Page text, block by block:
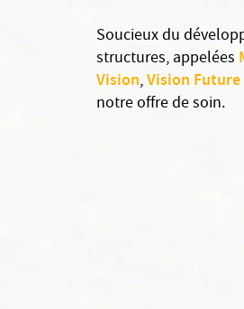
Soucieux du
structures, appelées
Vision,Vision Future
notre offre de soin.